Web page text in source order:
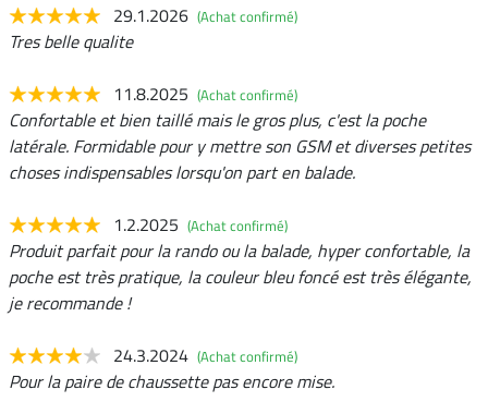
29.1.2026 (Achat confirmé)
Tres belle qualite
11.8.2025 (Achat confirmé)
Confortable et bien taillé mais le gros plus, c'est la poche
latérale. Formidable pour y mettre son GSM et diverses petites
choses indispensables lorsqu'on part en balade.
1.2.2025 (Achat confirmé)
Produit parfait pour la rando ou la balade, hyper confortable, la
poche est très pratique, la couleur bleu foncé est très élégante,
je recommande !
24.3.2024 (Achat confirmé)
Pour la paire de chaussette pas encore mise.